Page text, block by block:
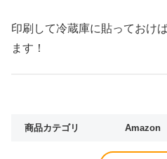
印刷して冷蔵庫に貼っておけ
ます！
商品カテゴリ Amazon